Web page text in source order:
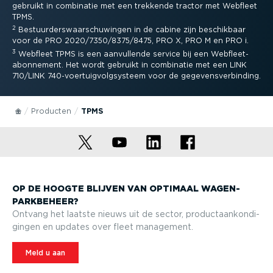
gebruikt in combinatie met een trekkende tractor met Webfleet
TPMS.
2 Bestuur­ders­waar­schu­wingen in de cabine zijn beschikbaar
voor de PRO 2020/7350/8375/8475, PRO X, PRO M en PRO i.
3 Webfleet TPMS is een aanvullende service bij een Webfleet-
abonnement. Het wordt gebruikt in combinatie met een LINK
710/LINK 740-voer­tuig­volg­systeem voor de gegevens­ver­binding.
Producten TPMS
OP DE HOOGTE BLIJVEN VAN OPTIMAAL WAGEN­
PARK­BEHEER?
Ontvang het laatste nieuws uit de sector, product­aan­kon­di­
gingen en updates over fleet management.
Meld u aan